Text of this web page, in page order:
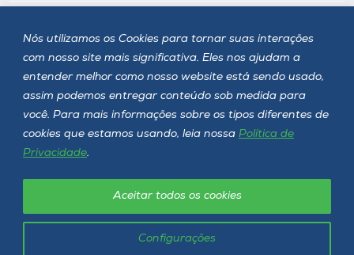
Nós utilizamos os Cookies para tornar suas interações
com nosso site mais significativa. Eles nos ajudam a
entender melhor como nosso website está sendo usado,
assim podemos entregar conteúdo sob medida para
você. Para mais informações sobre os tipos diferentes de
cookies que estamos usando, leia nossa Política de
Privacidade.
Configurações
Aceitar todos os cookies
Siga a Unoesc
Unoesc © 2026 - Todos os direitos reservados
Política de privacidade LGPD